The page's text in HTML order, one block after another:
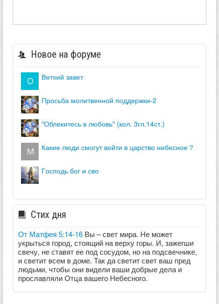
Новое на форуме
ветхий завет
просьба молитвенной поддержки-2
"облекитесь в любовь" (кол. 3гл.14ст.)
какие люди смогут войти в царство небесное？
господь бог и сво
Стих дня
От Матфея 5:14-16 Вы – свет мира. Не может
укрыться город, стоящий на верху горы. И, зажегши
свечу, не ставят ее под сосудом, но на подсвечнике,
и светит всем в доме. Так да светит свет ваш пред
людьми, чтобы они видели ваши добрые дела и
прославляли Отца вашего Небесного.